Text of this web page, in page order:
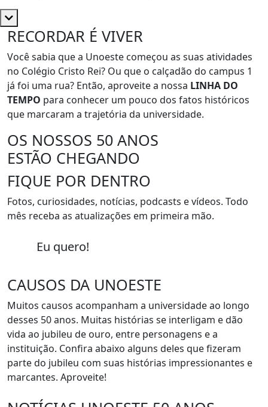
RECORDAR É VIVER
Você sabia que a Unoeste começou as suas atividades
no Colégio Cristo Rei? Ou que o calçadão do campus 1
já foi uma rua? Então, aproveite a nossa LINHA DO
TEMPO para conhecer um pouco dos fatos históricos
que marcaram a trajetória da universidade.
OS NOSSOS 50 ANOS
ESTÃO CHEGANDO
FIQUE POR DENTRO
Fotos, curiosidades, notícias, podcasts e vídeos. Todo
mês receba as atualizações em primeira mão.
Eu quero!
CAUSOS DA UNOESTE
Muitos causos acompanham a universidade ao longo
desses 50 anos. Muitas histórias se interligam e dão
vida ao jubileu de ouro, entre personagens e a
instituição. Confira abaixo alguns deles que fizeram
parte do jubileu com suas histórias impressionantes e
marcantes. Aproveite!